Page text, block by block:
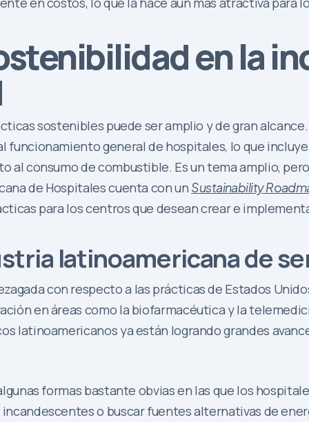
en la
sostenibles puede ser amplio y de gran
general de hospitales, lo que
al consumo de combustible. Es un tema amplio,
de Hospitales cuenta con un Sustainability
para los centros que desean crear e
latinoamericana de
con respecto a las prácticas de Estados
en áreas como la biofarmacéutica y la
latinoamericanos ya están logrando grandes
formas bastante obvias en las que los
o buscar fuentes alternativas de